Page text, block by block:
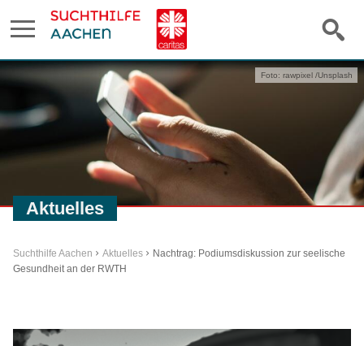
Aktuelles
Foto: rawpixel /Unsplash
Suchthilfe Aachen Aktuelles
Nachtrag: Podiumsdiskussion zur seelische
Gesundheit an der RWTH